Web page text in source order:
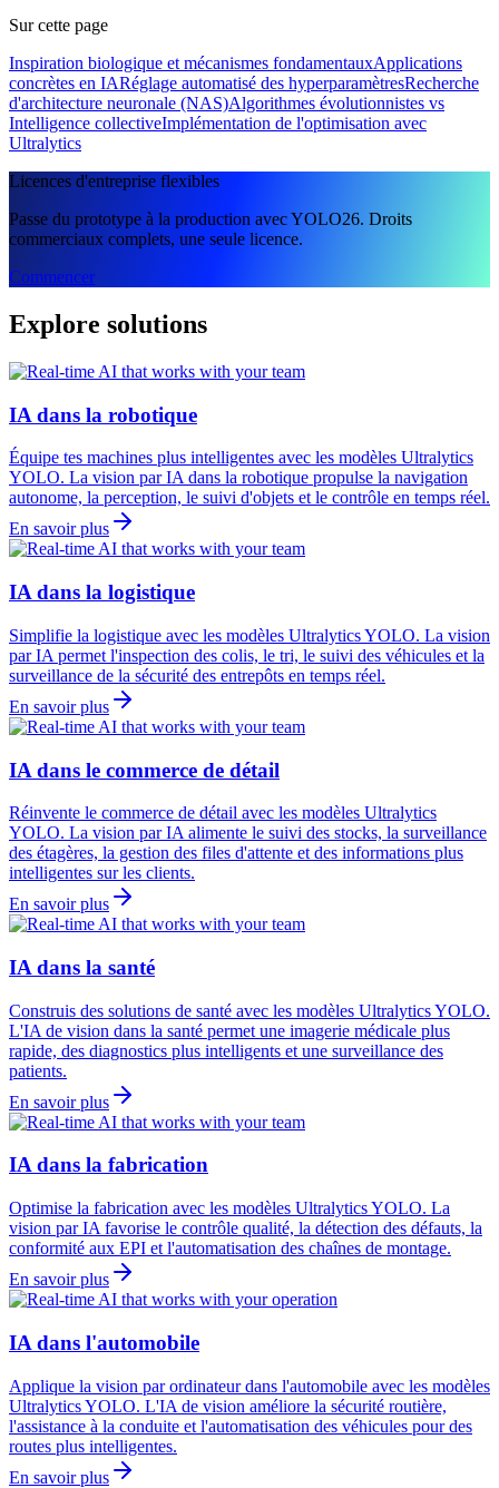
Sur cette page
Inspiration biologique et mécanismes fondamentauxApplications
concrètes en IARéglage automatisé des hyperparamètresRecherche
d'architecture neuronale (NAS)Algorithmes évolutionnistes vs
Intelligence collectiveImplémentation de l'optimisation avec
Ultralytics
Licences d'entreprise flexibles
Passe du prototype à la production avec YOLO26. Droits
commerciaux complets, une seule licence.
Commencer
Explore solutions
IA dans la robotique
Équipe tes machines plus intelligentes avec les modèles Ultralytics
YOLO. La vision par IA dans la robotique propulse la navigation
autonome, la perception, le suivi d'objets et le contrôle en temps réel.
En savoir plus
IA dans la logistique
Simplifie la logistique avec les modèles Ultralytics YOLO. La vision
par IA permet l'inspection des colis, le tri, le suivi des véhicules et la
surveillance de la sécurité des entrepôts en temps réel.
En savoir plus
IA dans le commerce de détail
Réinvente le commerce de détail avec les modèles Ultralytics
YOLO. La vision par IA alimente le suivi des stocks, la surveillance
des étagères, la gestion des files d'attente et des informations plus
intelligentes sur les clients.
En savoir plus
IA dans la santé
Construis des solutions de santé avec les modèles Ultralytics YOLO.
L'IA de vision dans la santé permet une imagerie médicale plus
rapide, des diagnostics plus intelligents et une surveillance des
patients.
En savoir plus
IA dans la fabrication
Optimise la fabrication avec les modèles Ultralytics YOLO. La
vision par IA favorise le contrôle qualité, la détection des défauts, la
conformité aux EPI et l'automatisation des chaînes de montage.
En savoir plus
IA dans l'automobile
Applique la vision par ordinateur dans l'automobile avec les modèles
Ultralytics YOLO. L'IA de vision améliore la sécurité routière,
l'assistance à la conduite et l'automatisation des véhicules pour des
routes plus intelligentes.
En savoir plus